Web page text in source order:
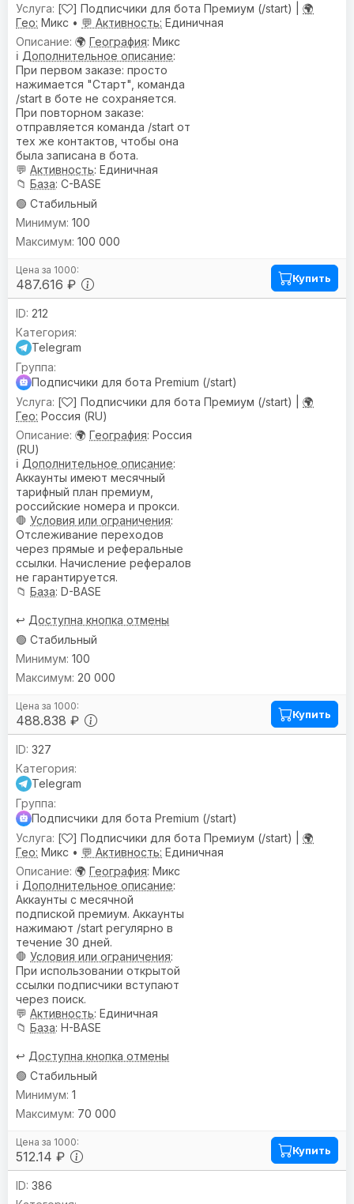
[ ] Подписчики для бота Премиум (/start) | 🌍
Гео: Микс • 💬 Активность: Единичная
🌍 География: Микс
ℹ️ Дополнительное описание:
При первом заказе: просто
нажимается "Старт", команда
/start в боте не сохраняется.
При повторном заказе:
отправляется команда /start от
тех же контактов, чтобы она
была записана в бота.
💬 Активность: Единичная
📁 База: C-BASE
🟢 Стабильный
487.616 ₽
100
100 000
Купить
212
Telegram
Подписчики для бота Premium (/start)
[
] Подписчики для бота Премиум (/start) | 🌍
Гео: Россия (RU)
🌍 География: Россия
(RU)
ℹ️ Дополнительное описание:
Аккаунты имеют месячный
тарифный план премиум,
российские номера и прокси.
🛑 Условия или ограничения:
Отслеживание переходов
через прямые и реферальные
ссылки. Начисление рефералов
не гарантируется.
📁 База: D-BASE
↩️ Доступна кнопка отмены
🟢 Стабильный
488.838 ₽
100
20 000
Купить
327
Telegram
Подписчики для бота Premium (/start)
[
] Подписчики для бота Премиум (/start) | 🌍
Гео: Микс • 💬 Активность: Единичная
🌍 География: Микс
ℹ️ Дополнительное описание:
Аккаунты с месячной
подпиской премиум. Аккаунты
нажимают /start регулярно в
течение 30 дней.
🛑 Условия или ограничения:
При использовании открытой
ссылки подписчики вступают
через поиск.
💬 Активность: Единичная
📁 База: H-BASE
↩️ Доступна кнопка отмены
🟢 Стабильный
512.14 ₽
1
70 000
Купить
386